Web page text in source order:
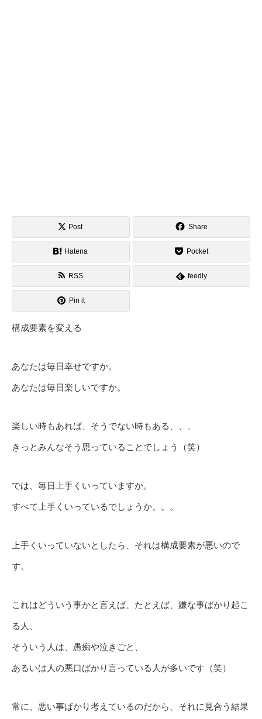
Post Share
Hatena Pocket
RSS feedly
Pin it
構成要素を変える
あなたは毎日幸せですか。
あなたは毎日楽しいですか。
楽しい時もあれば、そうでない時もある、、、
きっとみんなそう思っていることでしょう（笑）
では、毎日上手くいっていますか。
すべて上手くいっているでしょうか。。。
上手くいっていないとしたら、それは構成要素が悪いので
す。
これはどういう事かと言えば、たとえば、嫌な事ばかり起こ
る人、
そういう人は、愚痴や泣きごと、
あるいは人の悪口ばかり言っている人が多いです（笑）
常に、悪い事ばかり考えているのだから、それに見合う結果